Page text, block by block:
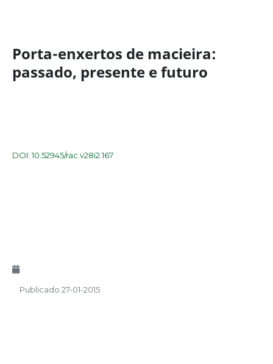
Porta-enxertos de macieira:
passado, presente e futuro
DOI: 10.52945/rac.v28i2.167
Publicado 27-01-2015